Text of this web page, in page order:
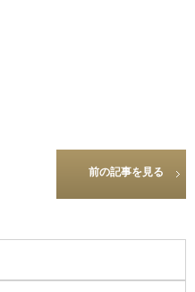
前の記事を見る